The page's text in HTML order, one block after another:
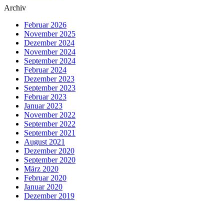
Archiv
Februar 2026
November 2025
Dezember 2024
November 2024
September 2024
Februar 2024
Dezember 2023
September 2023
Februar 2023
Januar 2023
November 2022
September 2022
September 2021
August 2021
Dezember 2020
September 2020
März 2020
Februar 2020
Januar 2020
Dezember 2019